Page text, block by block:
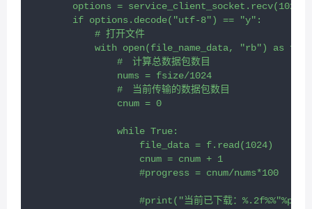
        options = service_client_socket.recv(1024)
        if options.decode("utf-8") == "y":
            # 打开文件
            with open(file_name_data, "rb") as f:
                #　计算总数据包数目
                nums = fsize/1024
                #　当前传输的数据包数目
                cnum = 0
                while True:
                    file_data = f.read(1024)
                    cnum = cnum + 1
                    #progress = cnum/nums*100
#print("当前已下载：